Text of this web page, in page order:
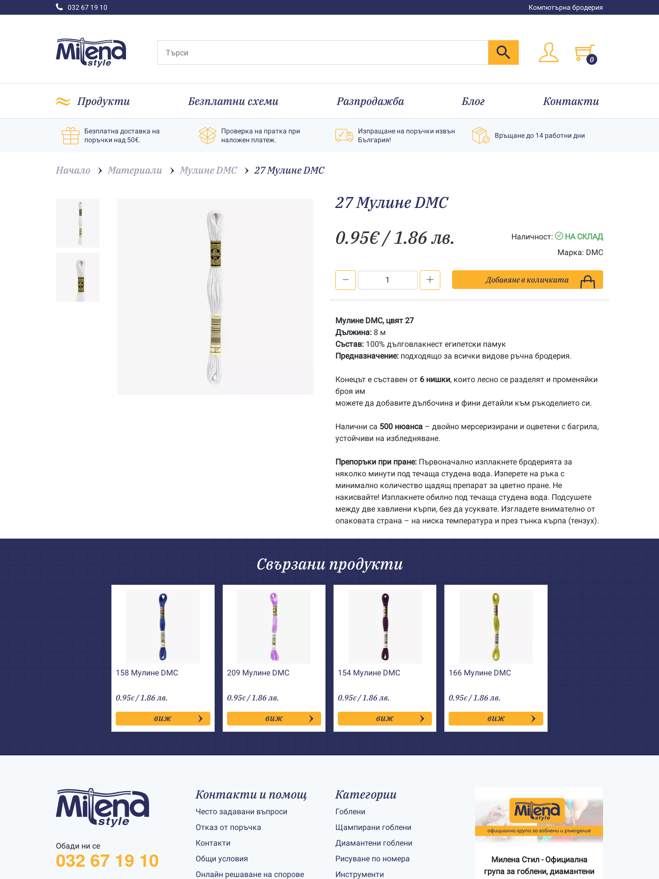
032 67 19 10 Компютърна бродерия
0
Продукти Безплатни схеми Разпродажба Блог Контакти
Безплатна доставка на
поръчки над 50€.
Проверка на пратка при
наложен платеж.
Изпращане на поръчки извън
България!
Връщане до 14 работни дни
Начало Материали Мулине DMC 27 Мулине DMC
27 Мулине DMC
0.95€/ 1.86 лв. Наличност:
НА СКЛАД
Марка: DMC
Мулине
DMC
Добавяне в количката
Мулине DMC, цвят 27
Дължина: 8 м
Състав: 100% дълговлакнест египетски памук
Предназначение: подходящо за всички видове ръчна бродерия.
Конецът е съставен от 6 нишки, които лесно се разделят и променяйки
броя им
можете да добавите дълбочина и фини детайли към ръкоделието си.
Налични са 500 нюанса – двойно мерсеризирани и оцветени с багрила,
устойчиви на избледняване.
Препоръки при пране: Първоначално изплакнете бродерията за
няколко минути под течаща студена вода. Изперете на ръка с
минимално количество щадящ препарат за цветно пране. Не
накисвайте! Изплакнете обилно под течаща студена вода. Подсушете
между две хавлиени кърпи, без да усуквате. Изгладете внимателно от
опаковата страна – на ниска температура и през тънка кърпа (тензух).
Свързани продукти
158 Мулине DMC
0.95€ / 1.86 лв.
виж
209 Мулине DMC
0.95€/ 1.86 лв.
виж
154 Мулине DMC
0.95€ / 1.86 лв.
виж
166 Мулине DMC
0.95€ / 1.86 лв.
виж
Обади ни се
032 67 19 10
Контакти и помощ
Често задавани въпроси
Отказ от поръчка
Контакти
Общи условия
Онлайн решаване на спорове
Категории
Гоблени
Щампирани гоблени
Диамантени гоблени
Рисуване по номера
Инструменти
Милена Стил - Официална
група за гоблени, диамантени